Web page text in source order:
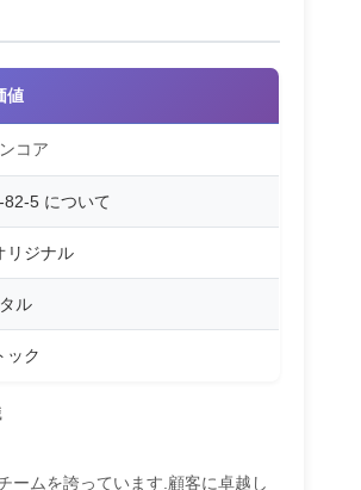
値
コア
5 について
リジナル
ル
ック
ームを誇っています.顧客に卓越し